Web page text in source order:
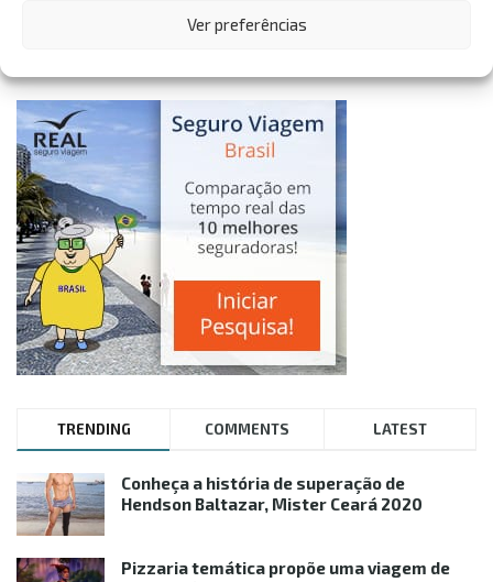
Ver preferências
TRENDING COMMENTS LATEST
Conheça a história de superação de
Hendson Baltazar, Mister Ceará 2020
Pizzaria temática propõe uma viagem de